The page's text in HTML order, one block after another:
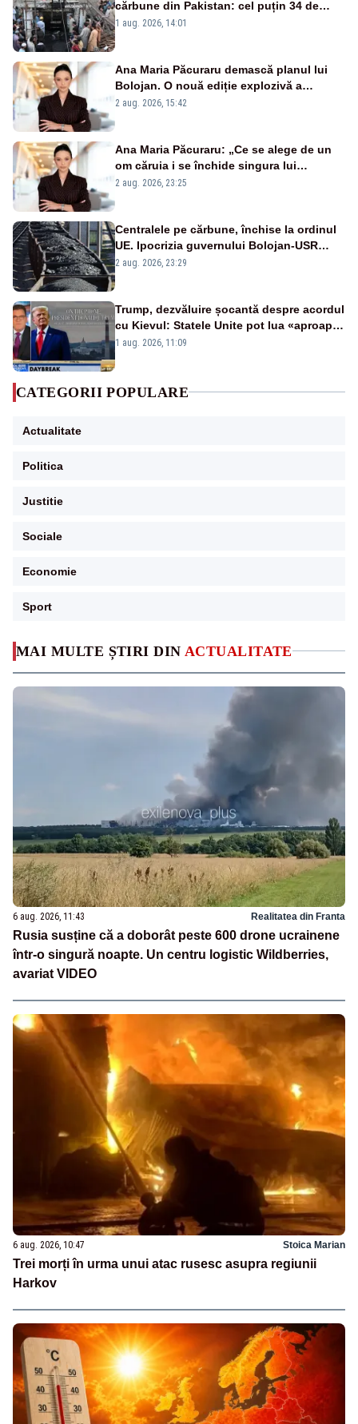
MAI MULTE ȘTIRI DIN ACTUALITATE
6 aug. 2026, 11:43 Realitatea din Franta
Rusia susține că a doborât peste 600 drone ucrainene
într-o singură noapte. Un centru logistic Wildberries,
avariat VIDEO
6 aug. 2026, 10:47 Stoica Marian
Trei morți în urma unui atac rusesc asupra regiunii
Harkov
cărbune din Pakistan: cel puțin 34 de
morți - VIDEO
1 aug. 2026, 14:01
Ana Maria Păcuraru demască planul lui
Bolojan. O nouă ediție explozivă a
emisiunii „Miza Zilei” la Realitatea PLUS
2 aug. 2026, 15:42
Ana Maria Păcuraru: „Ce se alege de un
om căruia i se închide singura lui
portiță?”
2 aug. 2026, 23:25
Centralele pe cărbune, închise la ordinul
UE. Ipocrizia guvernului Bolojan-USR
după starea de alertă
2 aug. 2026, 23:29
Trump, dezvăluire șocantă despre acordul
cu Kievul: Statele Unite pot lua «aproape
tot ce vor» din minele Ucrainei”
1 aug. 2026, 11:09
CATEGORII POPULARE
Actualitate
Politica
Justitie
Sociale
Economie
Sport